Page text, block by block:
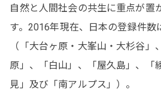
自然と人間社会の共生に重点が置
す。2016年現在、日本の登録件数
（「大台ヶ原・大峯山・大杉谷」
原」、「白山」、「屋久島」、「
見」及び「南アルプス」）。